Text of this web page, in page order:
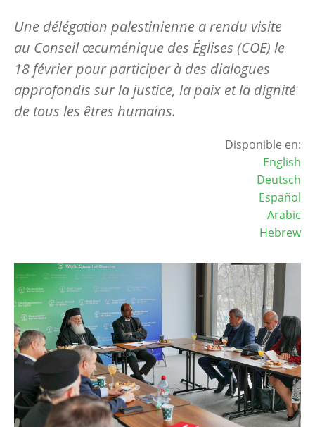
Une délégation palestinienne a rendu visite
au Conseil œcuménique des Églises (COE) le
18 février pour participer à des dialogues
approfondis sur la justice, la paix et la dignité
de tous les êtres humains.
Disponible en:
English
Deutsch
Español
Arabic
Hebrew